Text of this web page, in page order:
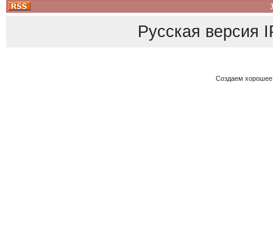
Русская версия
Создаем